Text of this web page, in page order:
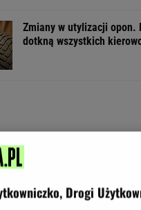
Zmiany w utylizacji opon.
dotkną wszystkich
Drogi